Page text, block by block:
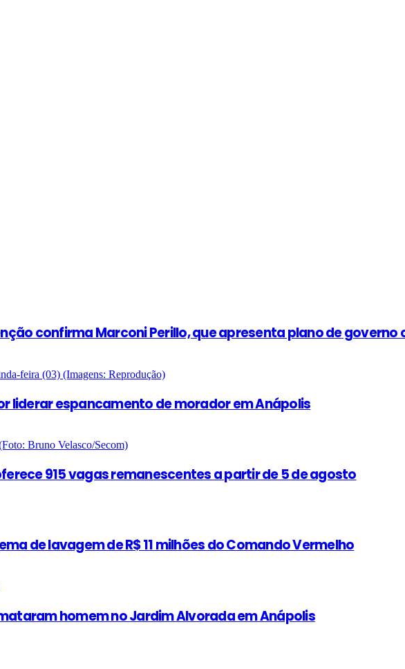
confirma Marconi Perillo, que apresenta plano de governo
liderar espancamento de morador em Anápolis
915 vagas remanescentes a partir de 5 de agosto
de lavagem de R$ 11 milhões do Comando Vermelho
homem no Jardim Alvorada em Anápolis